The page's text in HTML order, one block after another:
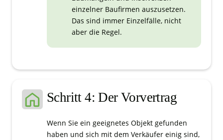
einzelner Baufirmen auszusetzen.
Das sind immer Einzelfälle, nicht
aber die Regel.
Schritt 4: Der Vorvertrag
Wenn Sie ein geeignetes Objekt gefunden
haben und sich mit dem Verkäufer einig sind,